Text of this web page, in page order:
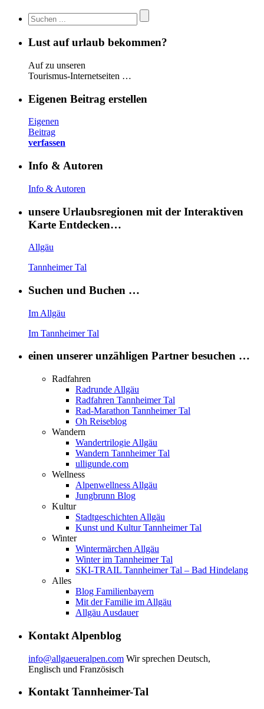
Lust auf urlaub bekommen?
Auf zu unseren
Tourismus-Internetseiten …
Eigenen Beitrag erstellen
Eigenen
Beitrag
verfassen
Info & Autoren
Info & Autoren
unsere Urlaubsregionen mit der Interaktiven
Karte Entdecken…
Allgäu
Tannheimer Tal
Suchen und Buchen …
Im Allgäu
Im Tannheimer Tal
einen unserer unzähligen Partner besuchen …
Radfahren
Radrunde Allgäu
Radfahren Tannheimer Tal
Rad-Marathon Tannheimer Tal
Oh Reiseblog
Wandern
Wandertrilogie Allgäu
Wandern Tannheimer Tal
ulligunde.com
Wellness
Alpenwellness Allgäu
Jungbrunn Blog
Kultur
Stadtgeschichten Allgäu
Kunst und Kultur Tannheimer Tal
Winter
Wintermärchen Allgäu
Winter im Tannheimer Tal
SKI-TRAIL Tannheimer Tal – Bad Hindelang
Alles
Blog Familienbayern
Mit der Familie im Allgäu
Allgäu Ausdauer
Kontakt Alpenblog
info@allgaeueralpen.com Wir sprechen Deutsch,
Englisch und Französisch
Kontakt Tannheimer-Tal